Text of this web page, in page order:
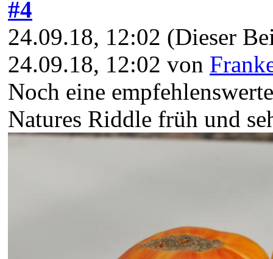
#4
24.09.18, 12:02 (Dieser
24.09.18, 12:02 von
Noch eine
Natures Riddle früh und